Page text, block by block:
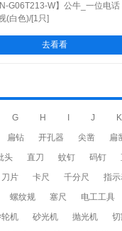
G06T213-W】公牛_一位电话
(白色)/[1只]
去看看
G H J
K
扁钻 开孔器 尖凿
扁
头 直刀 蚊钉 码钉
刀片 卡尺 千分尺
指
螺纹规 塞尺
电工工具
机 砂光机 抛光机